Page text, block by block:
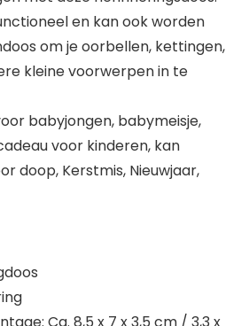
en kan ook worden
om je oorbellen, kettingen,
kleine voorwerpen in te
babyjongen, babymeisje,
voor kinderen, kan
doop, Kerstmis, Nieuwjaar,